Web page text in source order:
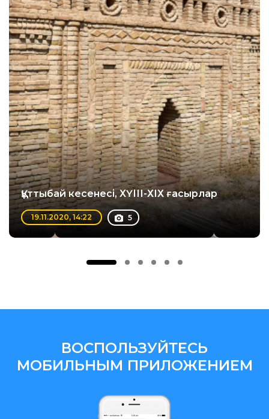
Құттыбай кесенесі, ХҮІІІ-ХІХ ғасырлар
19.11.2020, 14:22 5
ВОСПОЛЬЗУЙТЕСЬ
МОБИЛЬНЫМ ПРИЛОЖЕНИЕМ